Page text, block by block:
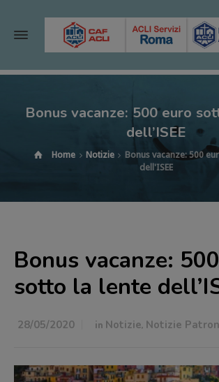
Bonus vacanze: 500 euro
dell’ISEE
Home Notizie
Bonus vacanze: 500
dell'ISEE
Bonus vacanze:
sotto la lente
28/05/2020 in Notizie, Notizie